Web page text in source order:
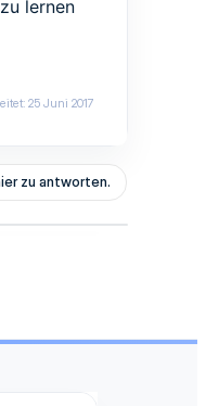
lernen
25 Juni 2017
zu antworten.